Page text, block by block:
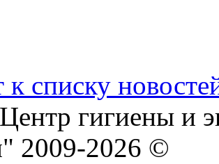
к списку
гигиены и
2009-2026 ©